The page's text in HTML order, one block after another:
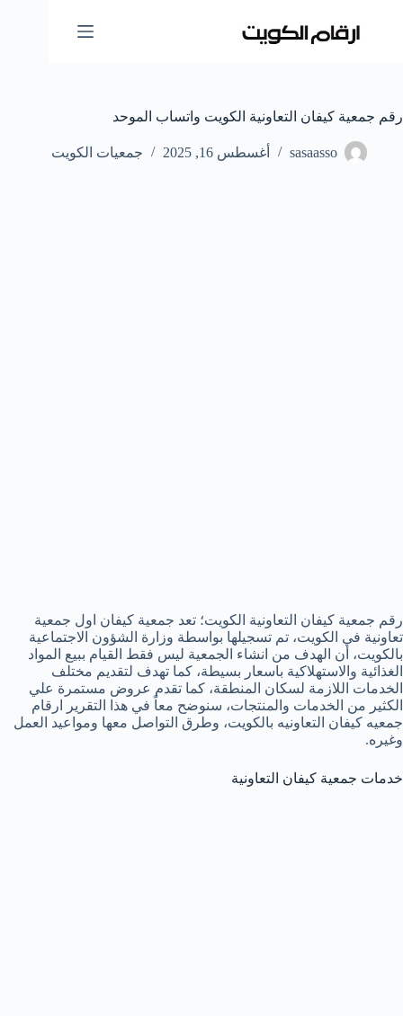
المحتوى
رقم جمعية كيفان التعاونية الكويت واتساب الموحد
sasaasso أغسطس 16, 2025 جمعيات الكويت
رقم جمعية كيفان التعاونية الكويت؛ تعد جمعية كيفان اول جمعية
تعاونية في الكويت، تم تسجيلها بواسطة وزارة الشؤون الاجتماعية
بالكويت، أن الهدف من انشاء الجمعية ليس فقط القيام ببيع المواد
الغذائية والاستهلاكية باسعار بسيطة، كما تهدف لتقديم مختلف
الخدمات اللازمة لسكان المنطقة، كما تقدم عروض مستمرة علي
الكثير من الخدمات والمنتجات، سنوضح معاً في هذا التقرير ارقام
جمعيه كيفان التعاونيه بالكويت، وطرق التواصل معها ومواعيد العمل
وغيره.
خدمات جمعية كيفان التعاونية